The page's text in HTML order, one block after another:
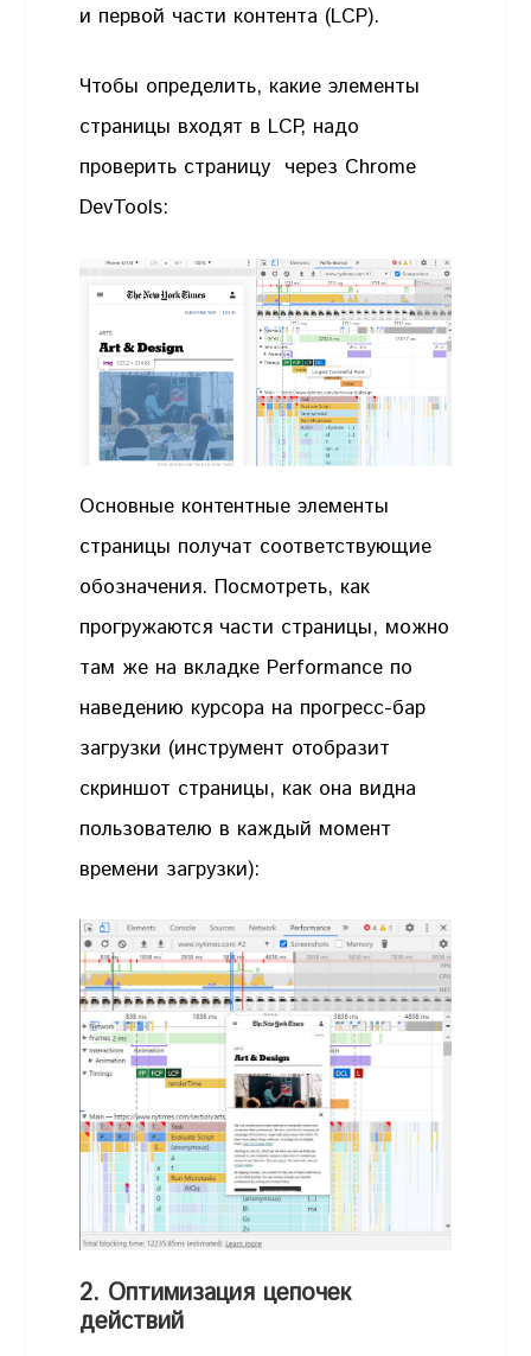
и первой части контента (LCP).
Чтобы определить, какие элементы
страницы входят в LCP, надо
проверить страницу через Chrome
DevTools:
Основные контентные элементы
страницы получат соответствующие
обозначения. Посмотреть, как
прогружаются части страницы, можно
там же на вкладке Performance по
наведению курсора на прогресс-бар
загрузки (инструмент отобразит
скриншот страницы, как она видна
пользователю в каждый момент
времени загрузки):
2. Оптимизация цепочек
действий